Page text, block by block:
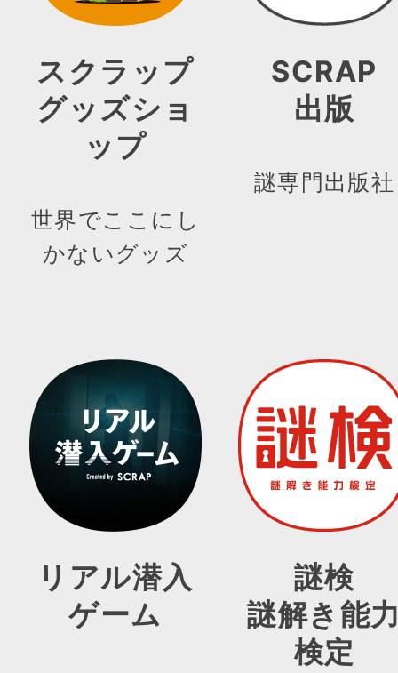
スクラップ
グッズショ
ップ
世界でここにし
かないグッズ
SCRAP
出版
謎専門出版社
リアル潜入
ゲーム
謎検
謎解き能
検定